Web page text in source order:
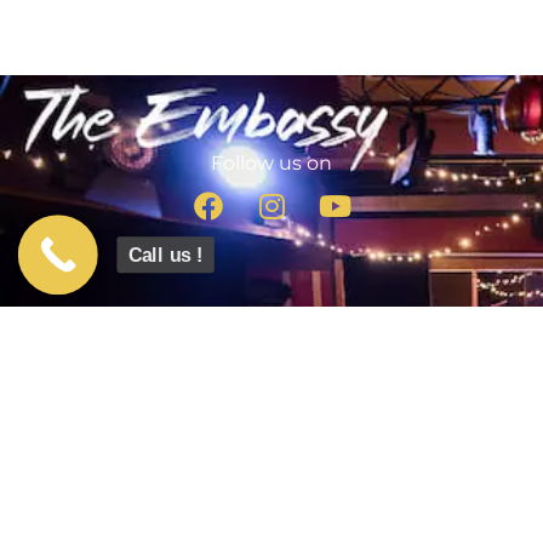
Follow us on
Call us !